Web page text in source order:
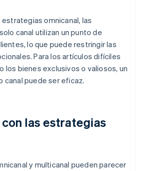
omnicanal, las
canal utilizan un punto de
lo que puede restringir las
Para los artículos difíciles
los bienes exclusivos o valiosos, un
canal puede ser eficaz.
las estrategias
y multicanal pueden parecer